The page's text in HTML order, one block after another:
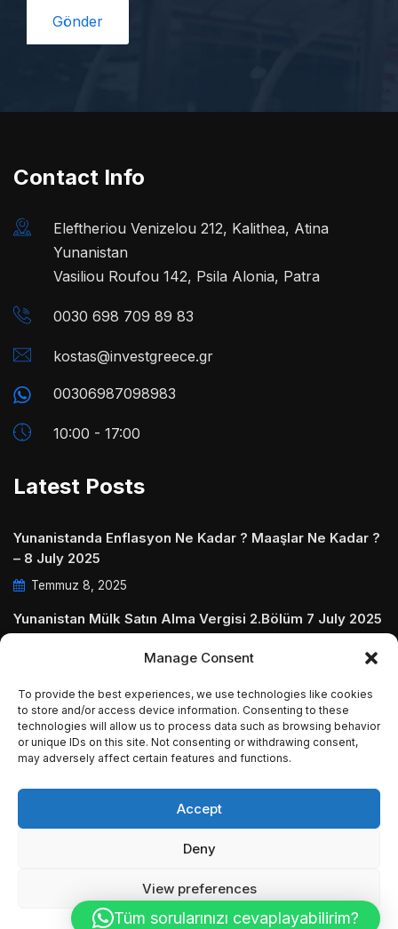
Manage Consent
To provide the best experiences, we use technologies like cookies
to store and/or access device information. Consenting to these
technologies will allow us to process data such as browsing behavior
or unique IDs on this site. Not consenting or withdrawing consent,
may adversely affect certain features and functions.
Accept
Deny
View preferences
Contact Info
Eleftheriou Venizelou 212, Kalithea, Atina
Yunanistan
Vasiliou Roufou 142, Psila Alonia, Patra
0030 698 709 89 83
kostas@investgreece.gr
00306987098983
10:00 - 17:00
Latest Posts
Yunanistanda Enflasyon Ne Kadar ? Maaşlar Ne Kadar ?
– 8 July 2025
Temmuz 8, 2025
Yunanistan Mülk Satın Alma Vergisi 2.Bölüm 7 July 2025
July 2025
Temmuz 5, 2025
© Copyright 2009 - 2025 InvestGreece. All Rights
Tüm sorularınızı cevaplayabilirim?